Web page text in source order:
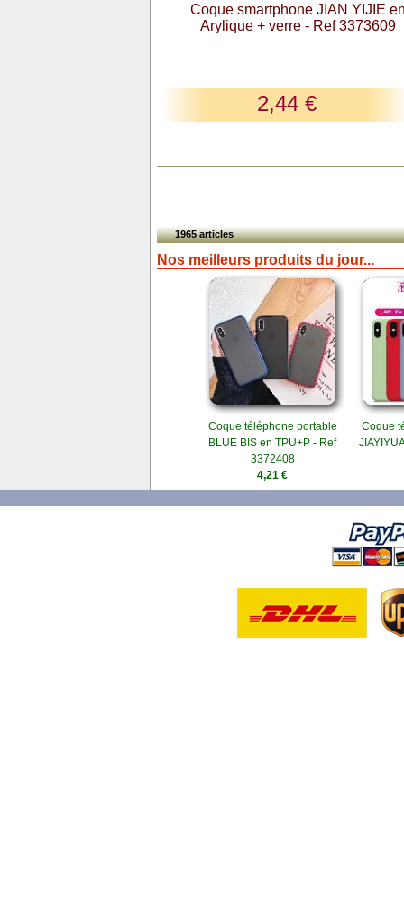
Coque smartphone JIAN YIJIE
Arylique + verre - Ref 3373609
2,44 €
1965 articles
Nos meilleurs produits du jour...
Coque téléphone portable
BLUE BIS en TPU+P - Ref
3372408
4,21 €
Coque